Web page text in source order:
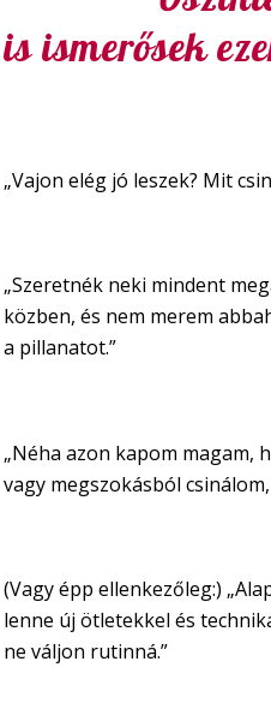
ismerősek
„Vajon elég jó leszek? Mit
„Szeretnék neki mindent
közben, és nem merem
a pillanatot.”
„Néha azon kapom magam,
vagy megszokásból
(Vagy épp ellenkezőleg:)
lenne új ötletekkel és
ne váljon rutinná.”